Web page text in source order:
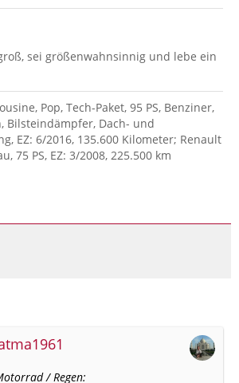
sei größenwahnsinnig und lebe ein
Pop, Tech-Paket, 95 PS, Benziner,
Bilsteindämpfer, Dach- und
EZ: 6/2016, 135.600 Kilometer; Renault
75 PS, EZ: 3/2008, 225.500 km
/ Regen: